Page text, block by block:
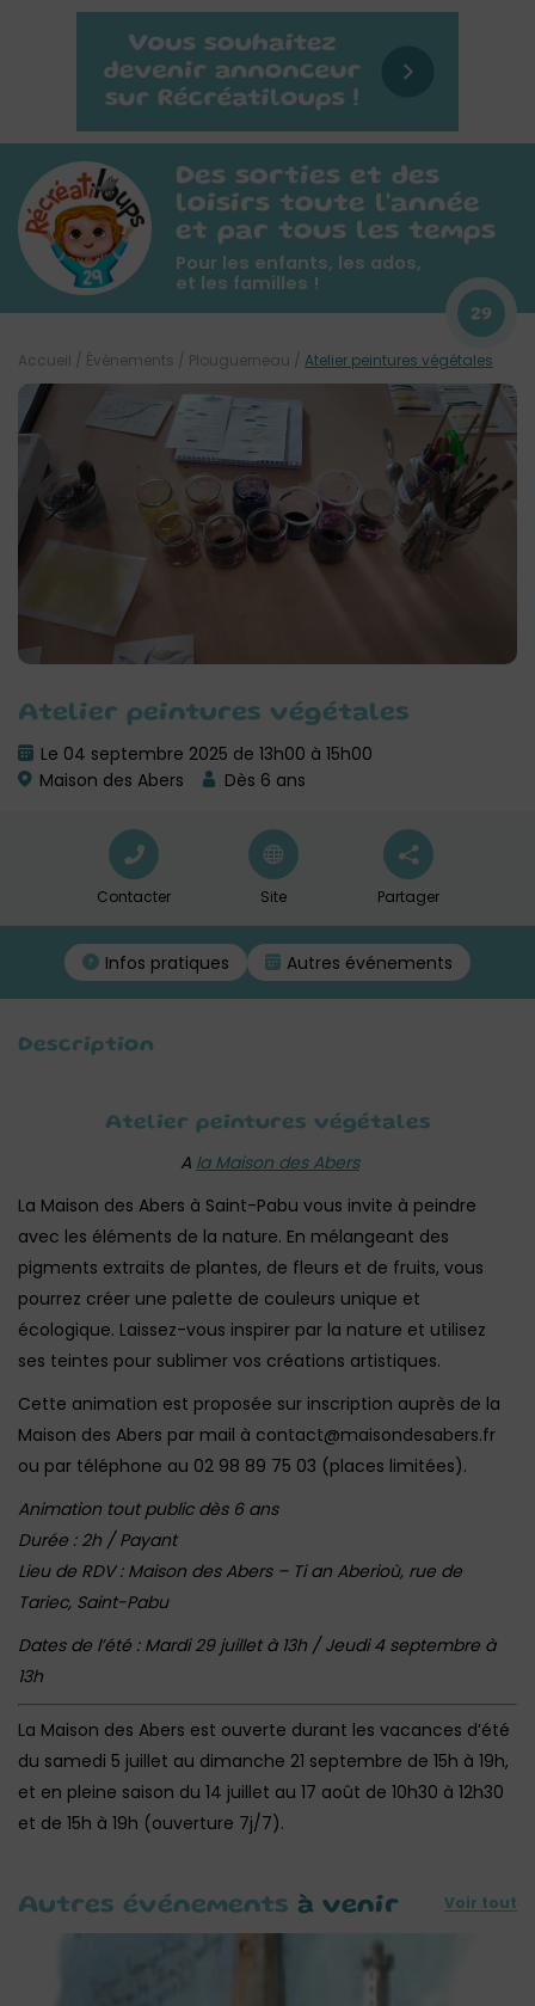
Des sorties et des
loisirs toute l'année
et par tous les temps
Pour les enfants, les ados,
et les familles !
29
Atelier peintures végétales
Le 04 septembre 2025 de 13h00 à 15h00
Maison des Abers
Dès 6 ans
Accueil / Évènements / Plouguerneau / Atelier peintures végétales
Contacter Site Partager
Infos pratiques Autres événements
Description
Atelier peintures végétales
A la Maison des Abers
La Maison des Abers à Saint-Pabu vous invite à peindre
avec les éléments de la nature. En mélangeant des
pigments extraits de plantes, de fleurs et de fruits, vous
pourrez créer une palette de couleurs unique et
écologique. Laissez-vous inspirer par la nature et utilisez
ses teintes pour sublimer vos créations artistiques.
Cette animation est proposée sur inscription auprès de la
Maison des Abers par mail à contact@maisondesabers.fr
ou par téléphone au 02 98 89 75 03 (places limitées).
Animation tout public dès 6 ans
Durée : 2h / Payant
Lieu de RDV : Maison des Abers – Ti an Aberioù, rue de
Tariec, Saint-Pabu
Dates de l’été : Mardi 29 juillet à 13h / Jeudi 4 septembre à
13h
La Maison des Abers est ouverte durant les vacances d’été
du samedi 5 juillet au dimanche 21 septembre de 15h à 19h,
et en pleine saison du 14 juillet au 17 août de 10h30 à 12h30
et de 15h à 19h (ouverture 7j/7).
Autres événements à venir Voir tout